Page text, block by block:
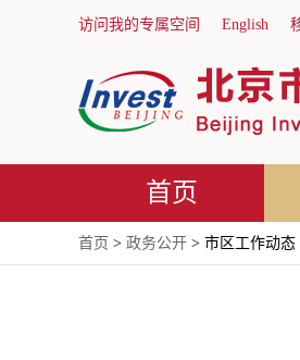
访问我的专属空间 English
首页
首页 > 政务公开 > 市区工作动态